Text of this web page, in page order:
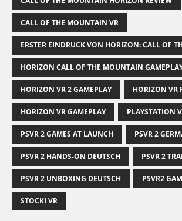
CALL OF THE MOUNTAIN VR
ERSTER EINDRUCK VON HORIZON: CALL OF
HORIZON CALL OF THE MOUNTAIN
HORIZON VR 2 GAMEPLAY HORIZON VR
HORIZON VR GAMEPLAY PLAYSTATION
PSVR 2 GAMES AT LAUNCH PSVR 2
PSVR 2 HANDS-ON DEUTSCH PSVR 2
PSVR 2 UNBOXING DEUTSCH PSVR2
STOCKI VR